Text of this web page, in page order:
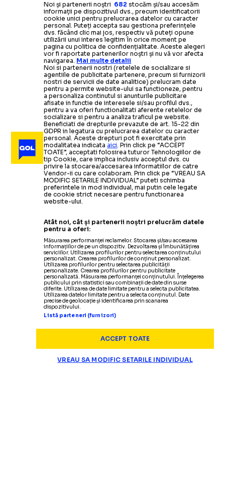
Noi și partenerii noștri 682 stocăm și/sau accesăm
informații pe dispozitivul dvs., precum identificatorii
cookie unici pentru prelucrarea datelor cu caracter
personal. Puteți accepta sau gestiona preferințele
dvs. făcând clic mai jos, respectiv vă puteți opune
utilizării unui interes legitim în orice moment pe
pagina cu politica de confidențialitate. Aceste alegeri
vor fi raportate partenerilor noștri și nu vă vor afecta
navigarea. Mai multe detalii
Noi si partenerii nostri (retelele de socializare si
agentiile de publicitate partenere, precum si furnizorii
nostri de servicii de date analitice) prelucram date
pentru a permite website-ului sa functioneze, pentru
a personaliza continutul si anunturile publicitare
afisate in functie de interesele si/sau profilul dvs.,
pentru a va oferi functionalitati aferente retelelor de
socializare si pentru a analiza traficul pe website.
Beneficiati de drepturile prevazute de art. 15-22 din
GDPR in legatura cu prelucrarea datelor cu caracter
personal. Aceste drepturi pot fi exercitate prin
modalitatea indicataaici. Prin click pe “ACCEPT
TOATE”, acceptati folosirea tuturor Tehnologiilor de
tip Cookie, care implica inclusiv acceptul dvs. cu
privire la stocarea/accesarea informatiilor de catre
Vendor-ii cu care colaboram. Prin click pe “VREAU SA
MODIFIC SETARILE INDIVIDUAL” puteti schimba
preferintele in mod individual, mai putin cele legate
de cookie strict necesare pentru functionarea
website-ului.
Atât noi, cât și partenerii noștri prelucrăm datele
pentru a oferi:
Măsurarea performanței reclamelor. Stocarea și/sau accesarea
informațiilor de pe un dispozitiv. Dezvoltarea și îmbunătățirea
serviciilor. Utilizarea profilurilor pentru selectarea conținutului
personalizat. Crearea profilurilor de conținut personalizat.
Utilizarea profilurilor pentru selectarea publicității
personalizate. Crearea profilurilor pentru publicitate
personalizată. Măsurarea performanței conținutului. Înțelegerea
publicului prin statistici sau combinații de date din surse
diferite. Utilizarea de date limitate pentru a selecta publicitatea.
Utilizarea datelor limitate pentru a selecta conținutul. Date
precise de geolocație și identificarea prin scanarea
dispozitivului.
Listă parteneri (furnizori)
ACCEPT TOATE
VREAU SA MODIFIC SETARILE INDIVIDUAL